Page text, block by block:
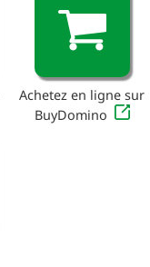
Achetez en ligne sur
BuyDomino